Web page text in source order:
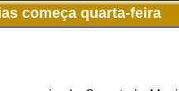
começa quarta-feira